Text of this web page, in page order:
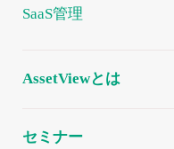
SaaS管理
AssetViewとは
セミナー